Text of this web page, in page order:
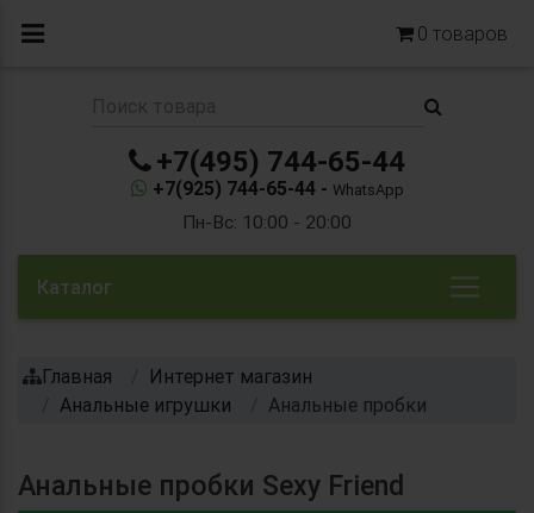
0 товаров
+7(495) 744-65-44
+7(925) 744-65-44 - WhatsApp
Пн-Вс: 10:00 - 20:00
Каталог
Главная
Интернет магазин
Анальные игрушки
Анальные пробки
Анальные пробки Sexy Friend